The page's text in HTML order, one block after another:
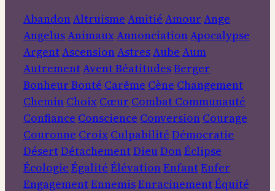
AbandonAltruisme Amitié Amour Ange
AngelusAnimauxAnnonciationApocalypse
ArgentAscensionAstresAube Aum
AutrementAventBéatitudesBerger
Bonheur Bonté Carême Cène Changement
Chemin Choix Cœur Combat Communauté
Confiance Conscience Conversion Courage
Couronne Croix Culpabilité Démocratie
DésertDétachementDieuDonÉclipse
Écologie Égalité ÉlévationEnfantEnfer
EngagementEnnemisEnracinementÉquité